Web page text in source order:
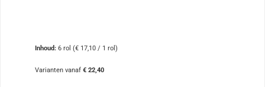
Inhoud: 6 rol (€ 17,10 / 1 rol)
Varianten vanaf€ 22,40